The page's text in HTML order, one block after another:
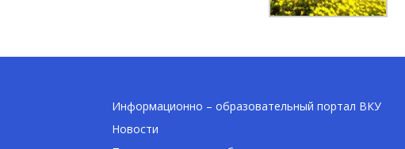
Информационно – образовательный портал ВКУ
Новости